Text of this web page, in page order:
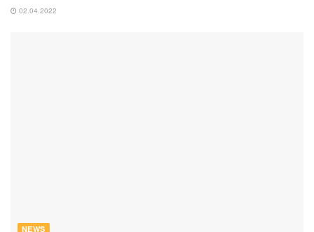
02.04.2022
NEWS